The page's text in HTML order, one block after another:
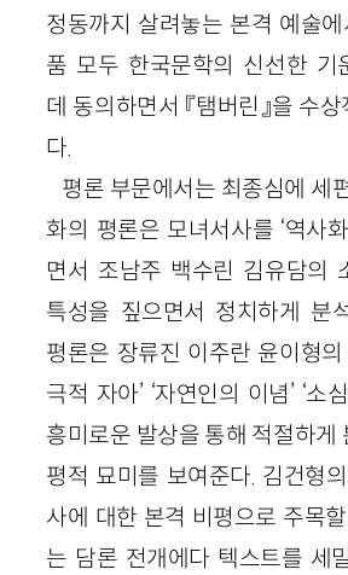
정동까지 살려놓는 본격 예술
품 모두 한국문학의 신선한 기
데 동의하면서 『탬버린』을 수
다.
평론 부문에서는 최종심에 세
화의 평론은 모녀서사를 ‘역사
면서 조남주 백수린 김유담의
특성을 짚으면서 정치하게 분
평론은 장류진 이주란 윤이형의
극적 자아’ ‘자연인의 이념’ ‘소
흥미로운 발상을 통해 적절하게
평적 묘미를 보여준다. 김건형
사에 대한 본격 비평으로 주목
는 담론 전개에다 텍스트를 세